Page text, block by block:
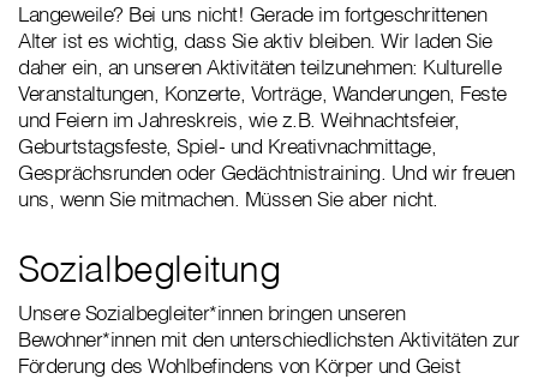
Langeweile? Bei uns nicht! Gerade im fortgeschrittenen
Alter ist es wichtig, dass Sie aktiv bleiben. Wir laden Sie
daher ein, an unseren Aktivitäten teilzunehmen: Kulturelle
Veranstaltungen, Konzerte, Vorträge, Wanderungen, Feste
und Feiern im Jahreskreis, wie z.B. Weihnachtsfeier,
Geburtstagsfeste, Spiel- und Kreativnachmittage,
Gesprächsrunden oder Gedächtnistraining. Und wir freuen
uns, wenn Sie mitmachen. Müssen Sie aber nicht.
Sozialbegleitung
Unsere Sozialbegleiter*innen bringen unseren
Bewohner*innen mit den unterschiedlichsten Aktivitäten zur
Förderung des Wohlbefindens von Körper und Geist